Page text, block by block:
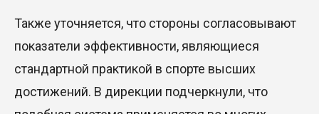
Также уточняется, что стороны согласовывают
показатели эффективности, являющиеся
стандартной практикой в спорте высших
достижений. В дирекции подчеркнули, что